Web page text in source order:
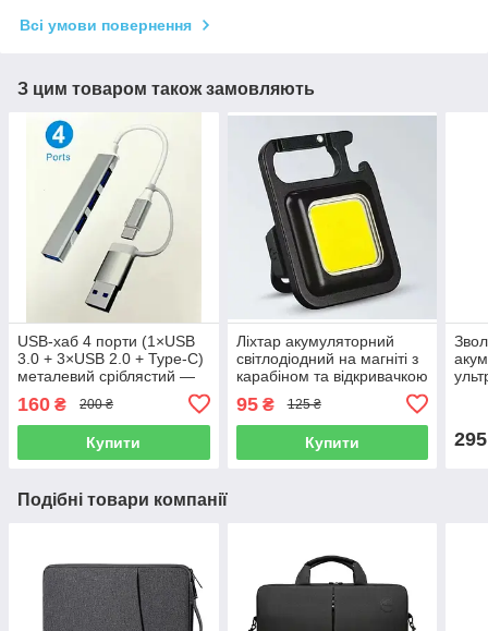
Всі умови повернення
З цим товаром також замовляють
USB-хаб 4 порти (1×USB
3.0 + 3×USB 2.0 + Type-C)
металевий сріблястий —
160 ₴ 200 ₴
Купити
Ліхтар акумуляторний
світлодіодний на магніті з
карабіном та відкривачкою
компактний
95₴ 125 ₴
Купити 295
Подібні товари компанії